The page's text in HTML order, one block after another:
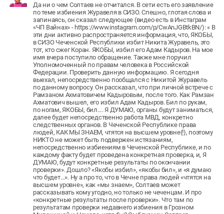
Да ни о чем Солтаев не отчитался. В сети есть его заявление
по теме избиения Журавеля в СИЗО. Спешно, глотая слова и
запинаясь, он сказал следующее (видео есть в Инстаграм
«ЧП Вайнах» - https://www.instagram.com/p/CwAnJGBtkBN/): « В
эти дни активно распространяется информация, что, ЯКОБЫ,
в СИЗО Чеченской Республики избит Никита Журавель, это
тот, кто сжег Коран. ЯКОБЫ, избил его Адам Кадыров. На мое
имя вчера поступило обращение. Также мне поручил
Уполномоченный по правам человека в Российской
Федерации. Проверить данную информацию. Я сегодня
выехал, непосредственно пообщался с Никитой Журавель
по данному вопросу. Он рассказал, что при личной встрече с
Рамзаном Ахматовичем Кадыровым, после того. Как Рамзан
Ахматович вышел, его избил Адам Кадыров. Бил по рукам,
по ногам, ЯКОБЫ, бил…. Я ДУМАЮ, органы будут заниматься,
далее будет непосредственно работа МВД, конкретно
следственных органов. В Чеченской Республике права
людей, КАК МЫ ЗНАЕМ, чтятся на высшем уровне(!), поэтому
НИКТО не может быть подвержен истязаниям,
непосредственно избиениям в Чеченской Республике, и по
каждому факту будет проведена конкретная проверка, и, Я
ДУМАЮ, будут конкретные результаты по окончании
проверки». Дошло? «Якобы избил», «якобы бил», и «я думаю
что будет…». Ну а про то, что в Чечне права людей «чтятся на
высшем уровне», как «мы знаем», Солтаев может
рассказывать кому угодно, но только не чеченцам. И про
«конкретные результаты после проверки». Что там по
результатам проверки недавнего избиения в Грозном